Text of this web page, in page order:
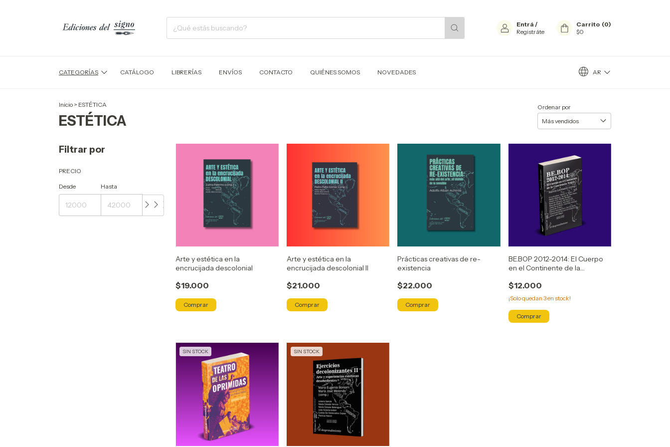
Entrá /
Registráte
Carrito (0)
$0
CATEGORÍAS CATÁLOGO LIBRERÍAS ENVÍOS CONTACTO QUIÉNES SOMOS NOVEDADES AR
Inicio > ESTÉTICA
ESTÉTICA
Ordenar por
Filtrar por
PRECIO
Desde Hasta
Arte y estética en la
encrucijada descolonial
$19.000
Arte y estética en la
encrucijada descolonial II
$21.000
Prácticas creativas de re-
existencia
$22.000
BE.BOP 2012-2014: El Cuerpo
en el Continente de la
$12.000
¡Solo quedan 3en stock!
SIN STOCK SIN STOCK